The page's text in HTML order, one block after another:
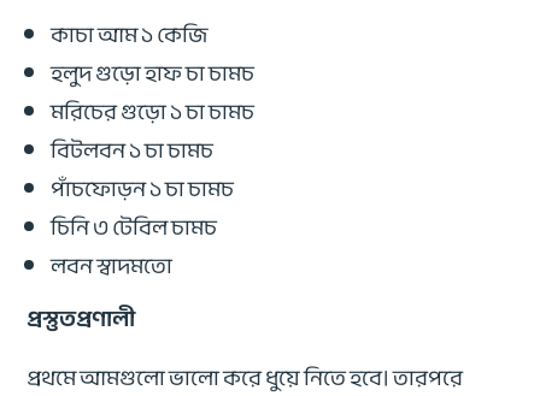
কাচা আম ১ কেজি
হলুদ গুড়ো হাফ চা চামচ
মরিচের গুড়ো ১ চা চামচ
বিটলবন ১ চা চামচ
পাঁচফোড়ন ১ চা চামচ
চিনি ৩ টেবিল চামচ
লবন স্বাদমতো
প্রস্তুতপ্রণালী
প্রথমে আমগুলো ভালো করে ধুয়ে নিতে হবে। তারপরে